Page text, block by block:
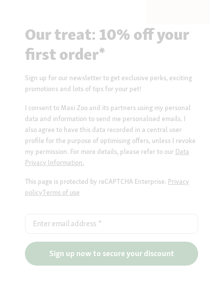
Our treat: 10% off your
first order*
Sign up for our newsletter to get exclusive perks, exciting
promotions and lots of tips for your pet!
I consent to Maxi Zoo and its partners using my personal
data and information to send me personalised emails. I
also agree to have this data recorded in a central user
profile for the purpose of optimising offers, unless I revoke
my permission. For more details, please refer to our Data
Privacy Information.
This page is protected by reCAPTCHA Enterprise. Privacy
policyTerms of use
Enter email address *
Sign up now to secure your discount